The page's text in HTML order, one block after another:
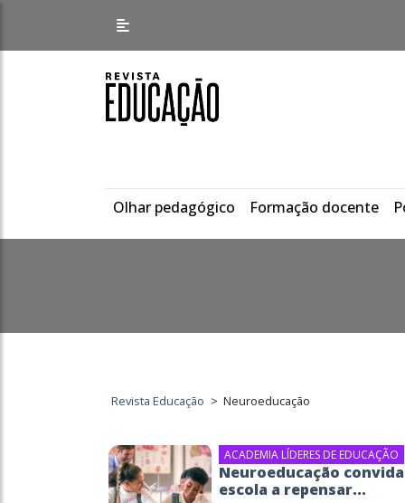
Olhar pedagógico Formação docente
Revista Educação > Neuroeducação
ACADEMIA LÍDERES DE EDUCAÇÃO
Neuroeducação convida
escola a repensar...